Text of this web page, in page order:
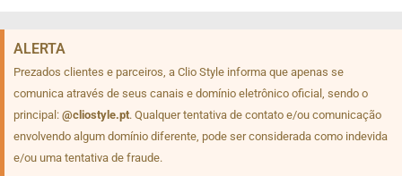
ALERTA
Prezados clientes e parceiros, a Clio Style informa que apenas se
comunica através de seus canais e domínio eletrônico oficial, sendo o
principal: @cliostyle.pt. Qualquer tentativa de contato e/ou comunicação
envolvendo algum domínio diferente, pode ser considerada como indevida
e/ou uma tentativa de fraude.